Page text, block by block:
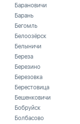
Барановичи
Барань
Бегомль
Белоозёрск
Белыничи
Береза
Березино
Березовка
Берестовица
Бешенковичи
Бобруйск
Болбасово